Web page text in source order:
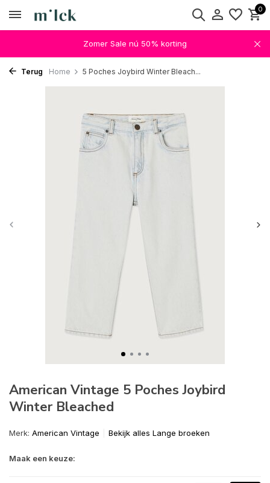
0
Zomer Sale nú 50% korting
Terug Home 5 Poches Joybird Winter Bleach...
American Vintage 5 Poches Joybird
Winter Bleached
Merk: American Vintage Bekijk alles Lange broeken
Maak een keuze: